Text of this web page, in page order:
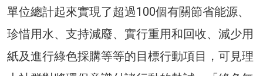
單位總計起來實現了超過100個有關節省能源、
珍惜用水、支持減廢、實行重用和回收、減少用
紙及進行綠色採購等等的目標行動項目，可見理